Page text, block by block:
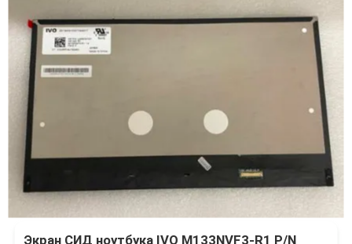
Экран СИД ноутбука IVO M133NVF3-R1 P/N